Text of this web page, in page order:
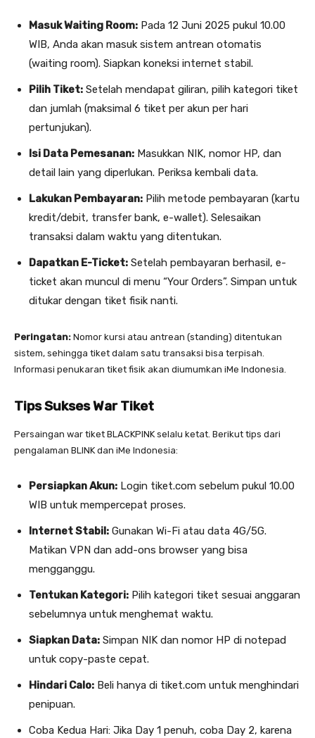
Masuk Waiting Room: Pada 12 Juni 2025 pukul 10.00
WIB, Anda akan masuk sistem antrean otomatis
(waiting room). Siapkan koneksi internet stabil.
Pilih Tiket: Setelah mendapat giliran, pilih kategori tiket
dan jumlah (maksimal 6 tiket per akun per hari
pertunjukan).
Isi Data Pemesanan: Masukkan NIK, nomor HP, dan
detail lain yang diperlukan. Periksa kembali data.
Lakukan Pembayaran: Pilih metode pembayaran (kartu
kredit/debit, transfer bank, e-wallet). Selesaikan
transaksi dalam waktu yang ditentukan.
Dapatkan E-Ticket: Setelah pembayaran berhasil, e-
ticket akan muncul di menu “Your Orders”. Simpan untuk
ditukar dengan tiket fisik nanti.
Peringatan: Nomor kursi atau antrean (standing) ditentukan
sistem, sehingga tiket dalam satu transaksi bisa terpisah.
Informasi penukaran tiket fisik akan diumumkan iMe Indonesia.
Tips Sukses War Tiket
Persaingan war tiket BLACKPINK selalu ketat. Berikut tips dari
pengalaman BLINK dan iMe Indonesia:
Persiapkan Akun: Login tiket.com sebelum pukul 10.00
WIB untuk mempercepat proses.
Internet Stabil: Gunakan Wi-Fi atau data 4G/5G.
Matikan VPN dan add-ons browser yang bisa
mengganggu.
Tentukan Kategori: Pilih kategori tiket sesuai anggaran
sebelumnya untuk menghemat waktu.
Siapkan Data: Simpan NIK dan nomor HP di notepad
untuk copy-paste cepat.
Hindari Calo: Beli hanya di tiket.com untuk menghindari
penipuan.
Coba Kedua Hari: Jika Day 1 penuh, coba Day 2, karena